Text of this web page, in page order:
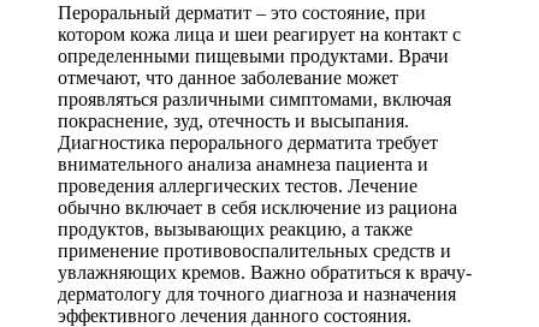
Пероральный дерматит – это состояние, при
котором кожа лица и шеи реагирует на контакт с
определенными пищевыми продуктами. Врачи
отмечают, что данное заболевание может
проявляться различными симптомами, включая
покраснение, зуд, отечность и высыпания.
Диагностика перорального дерматита требует
внимательного анализа анамнеза пациента и
проведения аллергических тестов. Лечение
обычно включает в себя исключение из рациона
продуктов, вызывающих реакцию, а также
применение противовоспалительных средств и
увлажняющих кремов. Важно обратиться к врачу-
дерматологу для точного диагноза и назначения
эффективного лечения данного состояния.